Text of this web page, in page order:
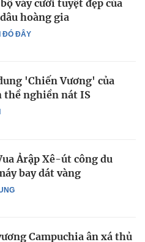
ĐÓ ĐÂY
váy cưới tuyệt đẹp của
hoàng gia
'Chiến Vương' của
thề nghiền nát IS
Ảrập Xê-út công du
bay dát vàng
Campuchia ân xá thủ